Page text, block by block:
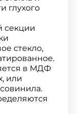
глухого
секции
стекло,
в МДФ
или